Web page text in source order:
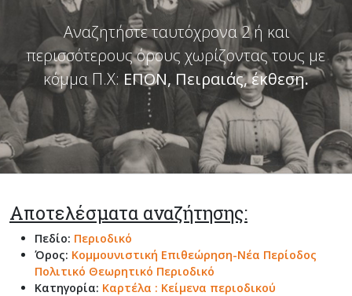
Αναζητήστε ταυτόχρονα 2 ή και
περισσότερους όρους χωρίζοντας τους με
κόμμα Π.Χ: ΕΠΟΝ, Πειραιάς, έκθεση.
Αποτελέσματα αναζήτησης:
Πεδίο: Περιοδικό
Όρος: Κομμουνιστική Επιθεώρηση-Νέα Περίοδος
Πολιτικό Θεωρητικό Περιοδικό
Κατηγορία: Καρτέλα : Κείμενα περιοδικού